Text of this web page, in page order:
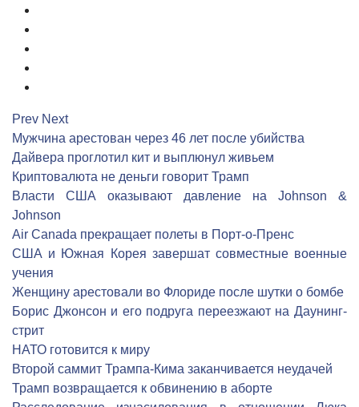
Prev Next
Мужчина арестован через 46 лет после убийства
Дайвера проглотил кит и выплюнул живьем
Криптовалюта не деньги говорит Трамп
Власти США оказывают давление на Johnson &
Johnson
Air Canada прекращает полеты в Порт-о-Пренс
США и Южная Корея завершат совместные военные
учения
Женщину арестовали во Флориде после шутки о бомбе
Борис Джонсон и его подруга переезжают на Даунинг-
стрит
НАТО готовится к миру
Второй саммит Трампа-Кима заканчивается неудачей
Трамп возвращается к обвинению в аборте